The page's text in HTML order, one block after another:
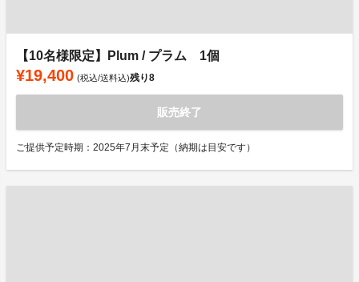
【10名様限定】Plum / プラム 1個
¥19,400 (税込/送料込)残り8
販売終了
ご提供予定時期：2025年7月末予定（納期は目安です）